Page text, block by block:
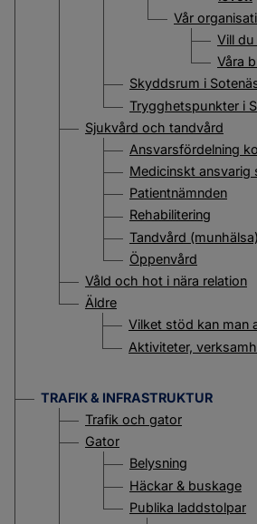
Vår
Vill
Våra
Skyddsrum i
Trygghetspunkter i
Sjukvård och tandvård
Ansvarsfördelning
Medicinskt ansvarig
Patientnämnden
Rehabilitering
Tandvård (munhälsa)
Öppenvård
Våld och hot i nära relation
Äldre
Vilket stöd kan man
Aktiviteter,
TRAFIK & INFRASTRUKTUR
Trafik och gator
Gator
Belysning
Häckar & buskage
Publika laddstolpar